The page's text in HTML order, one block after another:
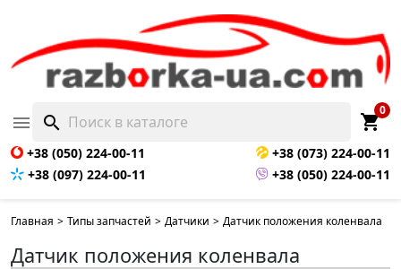
 search shopping_cart
0
+38 (050) 224-00-11
+38 (073) 224-00-11
+38 (097) 224-00-11
+38 (050) 224-00-11
Главная > Типы запчастей > Датчики > Датчик положения коленвала
Датчик положения коленвала